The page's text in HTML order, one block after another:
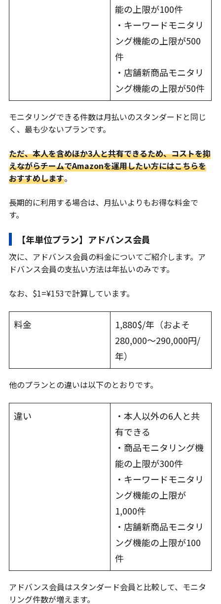
能の上限が100件
・キーワードモニタリ
ング機能の上限が500
件
・店舗新商品モニタリ
ング機能の上限が50件
モニタリングできる件数は月払いのスタンダードと同じ
く、最も少ないプランです。
ただ、本人を含めほか3人と共有できるため、コストを抑
えながらチームでAmazonを運用したい方にはこちらを
おすすめします。
長期的に利用する場合は、月払いよりもお得な料金で
す。
【年単位プラン】アドバンス会員
次に、アドバンス会員の料金についてご紹介します。ア
ドバンス会員の支払い方法は年払いのみです。
なお、$1=¥153で計算しています。
料金
1,880$/年（およそ
280,000〜290,000円/
年）
他のプランとの違いは以下のとおりです。
違い
・本人以外の6人と共
有できる
・商品モニタリング機
能の上限が300件
・キーワードモニタリ
ング機能の上限が
1,000件
・店舗新商品モニタリ
ング機能の上限が100
件
アドバンス会員はスタンダード会員と比較して、モニタ
リング件数が増えます。